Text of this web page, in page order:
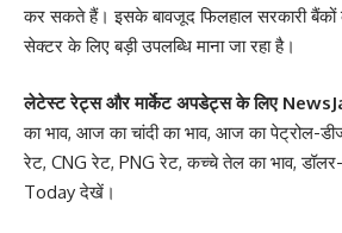
कर सकते हैं। इसके बावजूद फिलहाल सरकारी बैंकों
सेक्टर के लिए बड़ी उपलब्धि माना जा रहा है।
लेटेस्ट रेट्स और मार्केट अपडेट्स के लिए
का भाव, आज का चांदी का भाव, आज का पेट्रोल-
रेट, CNG रेट, PNG रेट,कच्चे तेल का भाव,
Todayदेखें।